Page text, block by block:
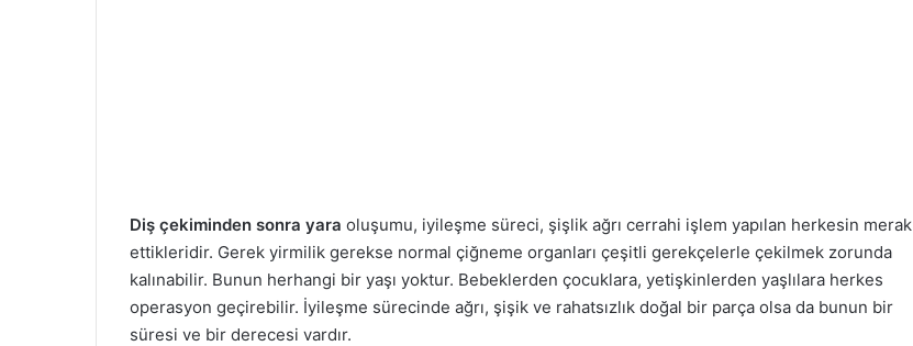
m
e
k
Diş çekiminden sonra yara oluşumu, iyileşme süreci, şişlik ağrı cerrahi işlem yapılan herkesin merak
ettikleridir. Gerek yirmilik gerekse normal çiğneme organları çeşitli gerekçelerle çekilmek zorunda
kalınabilir. Bunun herhangi bir yaşı yoktur. Bebeklerden çocuklara, yetişkinlerden yaşlılara herkes
operasyon geçirebilir. İyileşme sürecinde ağrı, şişik ve rahatsızlık doğal bir parça olsa da bunun bir
süresi ve bir derecesi vardır.